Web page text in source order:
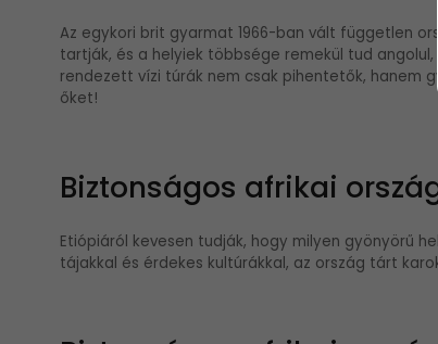
Az egykori brit gyarmat 1966-ban vált független
tartják, és a helyiek többsége remekül tud angolul,
rendezett vízi túrák nem csak pihentetők, hanem
őket!
Biztonságos afrikai
Etiópiáról kevesen tudják, hogy milyen gyönyörű
tájakkal és érdekes kultúrákkal, az ország tárt